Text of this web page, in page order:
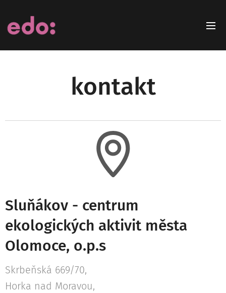
kontakt
Sluňákov - centrum
ekologických aktivit města
Olomoce, o.p.s
Skrbeňská 669/70,
Horka nad Moravou,